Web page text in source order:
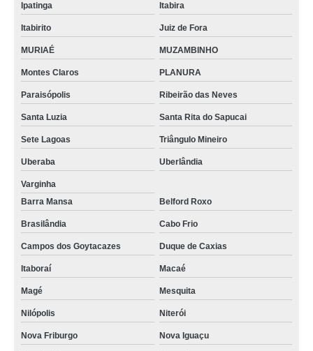
Ipatinga Itabira
Itabirito Juiz de Fora
MURIAÉ MUZAMBINHO
Montes Claros PLANURA
Paraisópolis Ribeirão das Neves
Santa Luzia Santa Rita do Sapucai
Sete Lagoas Triângulo Mineiro
Uberaba Uberlândia
Varginha
Barra Mansa
Belford Roxo
Brasilândia Cabo Frio
Campos dos Goytacazes Duque de Caxias
Itaboraí Macaé
Magé Mesquita
Nilópolis Niterói
Nova Friburgo Nova Iguaçu